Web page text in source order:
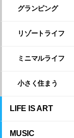
グランピング
リゾートライフ
ミニマルライフ
小さく住まう
LIFE IS ART
MUSIC